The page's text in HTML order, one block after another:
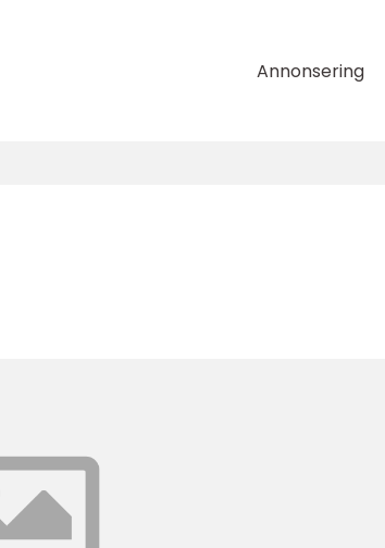
Annonsering